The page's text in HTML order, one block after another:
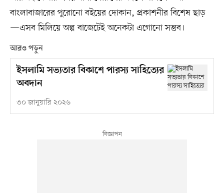
বাংলাবাজারের পুরোনো বইয়ের দোকান, প্রকাশনীর বিশেষ ছাড়
—এসব মিলিয়ে অল্প বাজেটেই অনেকটা এগোনো সম্ভব।
আরও পড়ুন
ইসলামি সভ্যতার বিকাশে পারস্য সাহিত্যের
অবদান
৩০ জানুয়ারি ২০২৬